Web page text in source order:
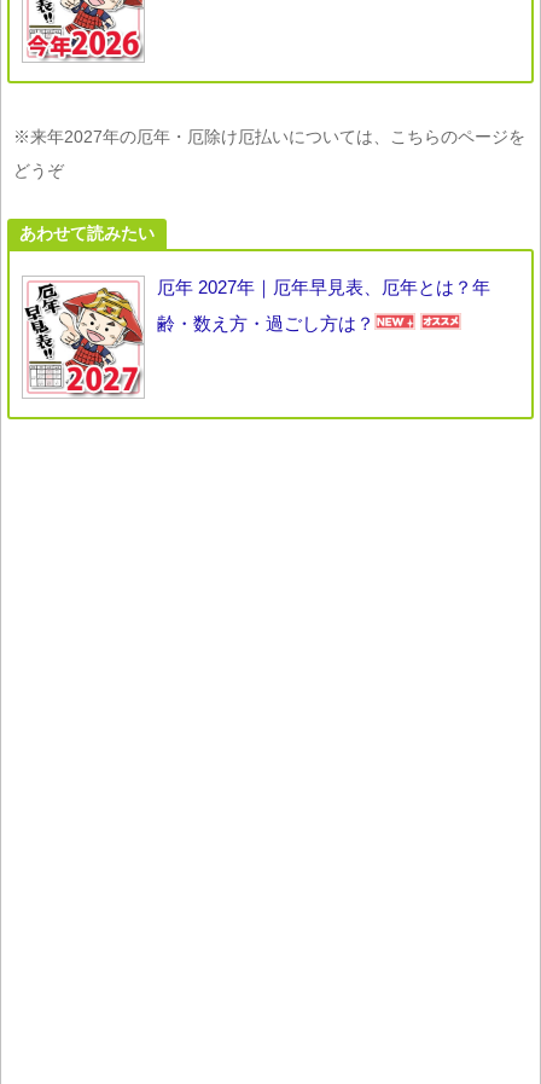
※来年2027年の厄年・厄除け厄払いについては、こちらのページを
どうぞ
あわせて読みたい
厄年 2027年｜厄年早見表、厄年とは？年
齢・数え方・過ごし方は？